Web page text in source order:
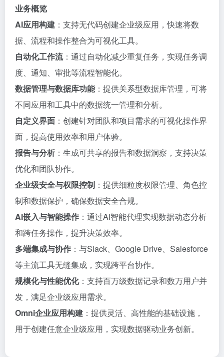
业务概览
AI应用构建 ：支持无代码创建企业级应用，快速将数
据、流程和操作整合为可视化工具。
自动化工作流：通过自动化减少重复任务，实现任务调
度、通知、审批等流程智能化。
数据管理与数据库功能：提供关系型数据库管理，可将
不同应用和工具中的数据统一管理和分析。
自定义界面 ：创建针对团队和项目需求的可视化操作界
面，提高使用效率和用户体验。
报告与分析 ：生成可共享的报告和数据洞察，支持决策
优化和团队协作。
企业级安全与权限控制 ：提供细粒度权限管理、角色控
制和数据保护，确保数据安全合规。
AI嵌入与智能操作 ：通过AI智能代理实现数据动态分析
和跨任务操作，提升决策效率。
多端集成与协作 ：与Slack、Google Drive、Salesforce
等主流工具无缝集成，实现跨平台协作。
规模化与性能优化：支持百万级数据记录和数万用户并
发，满足企业级应用需求。
Omni企业应用构建 ：提供灵活、高性能的基础设施，
用于创建任意企业级应用，实现数据驱动业务创新。